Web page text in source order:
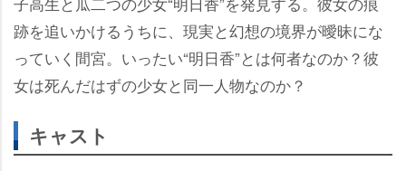
跡を追いかけるうちに、現実と幻想の境界が曖昧にな
っていく間宮。いったい“明日香”とは何者なのか？彼
女は死んだはずの少女と同一人物なのか？
キャスト